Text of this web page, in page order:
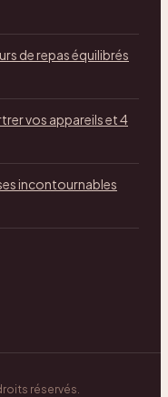
de repas équilibrés
vos appareils et 4
incontournables
réservés.